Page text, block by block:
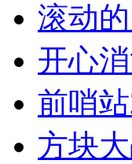
滚动
开心
前哨
方块